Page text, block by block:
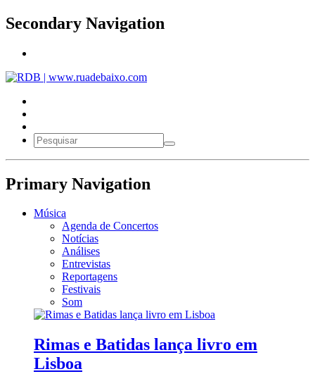
Secondary Navigation
Primary Navigation
Música
Agenda de Concertos
Notícias
Análises
Entrevistas
Reportagens
Festivais
Som
Rimas e Batidas lança livro em
Lisboa